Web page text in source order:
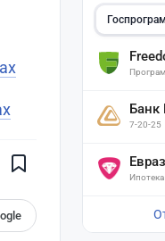
Банк
7-20-25